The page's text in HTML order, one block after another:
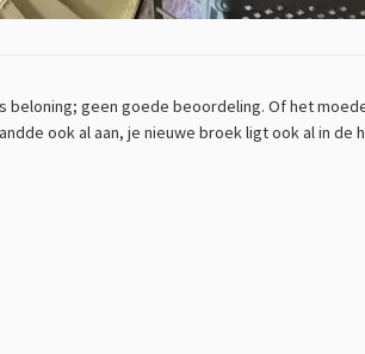
geen goede beoordeling. Of het
ook al aan, je nieuwe broek ligt ook al in de